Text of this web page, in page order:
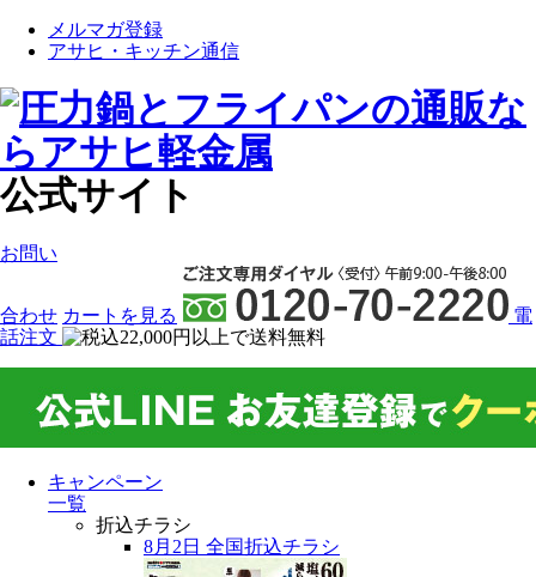
メルマガ登録
アサヒ・キッチン通信
公式サイト
お問い
合わせ カート を見る
電
話注文
キャンペーン
一覧
折込チラシ
8月2日 全国折込チラシ